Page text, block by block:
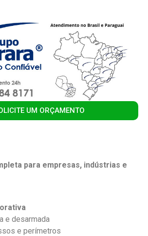
UM ORÇAMENTO
para empresas, indústrias e
e desarmada
e perímetros